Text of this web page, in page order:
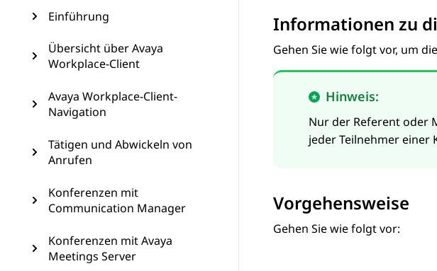
Einführung
Übersicht über Avaya
Workplace-Client
Avaya Workplace-Client-
Navigation
Tätigen und Abwickeln von
Anrufen
Konferenzen mit
Communication Manager
Konferenzen mit Avaya
Meetings Server
Informationen zu
Gehen Sie wie folgt vor, um
Hinweis:
Nur der Referent oder
jeder Teilnehmer einer
Vorgehensweise
Gehen Sie wie folgt vor: